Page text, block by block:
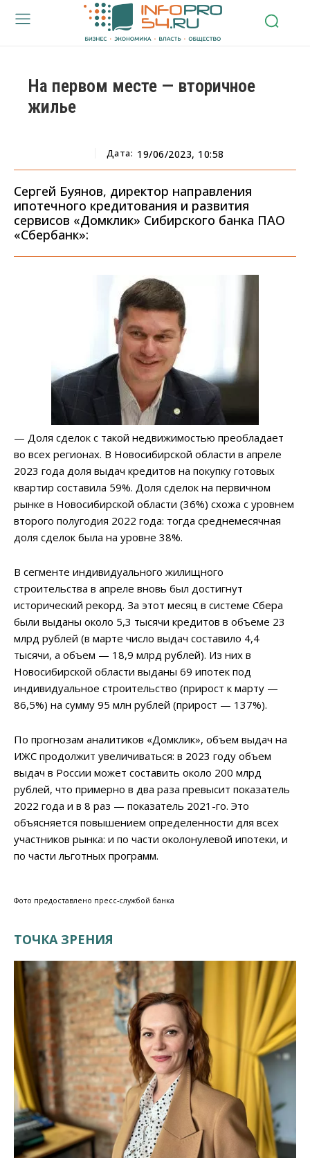
На первом месте — вторичное
жилье
Дата: 19/06/2023, 10:58
Сергей Буянов, директор направления
ипотечного кредитования и развития
сервисов «Домклик» Сибирского банка ПАО
«Сбербанк»:
— Доля сделок с такой недвижимостью преобладает
во всех регионах. В Новосибирской области в апреле
2023 года доля выдач кредитов на покупку готовых
квартир составила 59%. Доля сделок на первичном
рынке в Новосибирской области (36%) схожа с уровнем
второго полугодия 2022 года: тогда среднемесячная
доля сделок была на уровне 38%.
В сегменте индивидуального жилищного
строительства в апреле вновь был достигнут
исторический рекорд. За этот месяц в системе Сбера
были выданы около 5,3 тысячи кредитов в объеме 23
млрд рублей (в марте число выдач составило 4,4
тысячи, а объем — 18,9 млрд рублей). Из них в
Новосибирской области выданы 69 ипотек под
индивидуальное строительство (прирост к марту —
86,5%) на сумму 95 млн рублей (прирост — 137%).
По прогнозам аналитиков «Домклик», объем выдач на
ИЖС продолжит увеличиваться: в 2023 году объем
выдач в России может составить около 200 млрд
рублей, что примерно в два раза превысит показатель
2022 года и в 8 раз — показатель 2021-го. Это
объясняется повышением определенности для всех
участников рынка: и по части околонулевой ипотеки, и
по части льготных программ.
Фото предоставлено пресс-службой банка
ТОЧКА ЗРЕНИЯ